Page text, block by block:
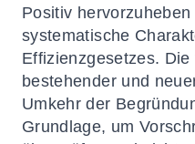
Positiv
systematische
Effizienzgesetzes.
bestehender und
Umkehr der
Grundlage, um